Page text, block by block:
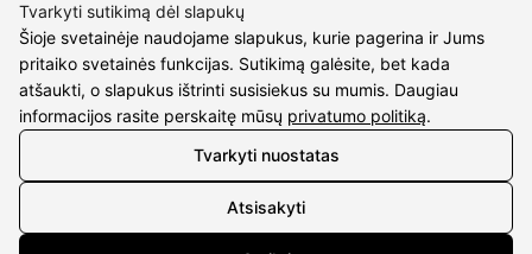
REKVIZITAI
UAB Eidvina
Įm.kodas 304176340
Gailiūnų g. 45, Druskininkai
INFORMACIJA
Pristatymas
Tvarkyti sutikimą dėl slapukų
Šioje svetainėje naudojame slapukus, kurie pagerina ir Jums
pritaiko svetainės funkcijas. Sutikimą galėsite, bet kada
atšaukti, o slapukus ištrinti susisiekus su mumis. Daugiau
informacijos rasite perskaitę mūsų privatumo politiką.
Tvarkyti nuostatas
Atsisakyti